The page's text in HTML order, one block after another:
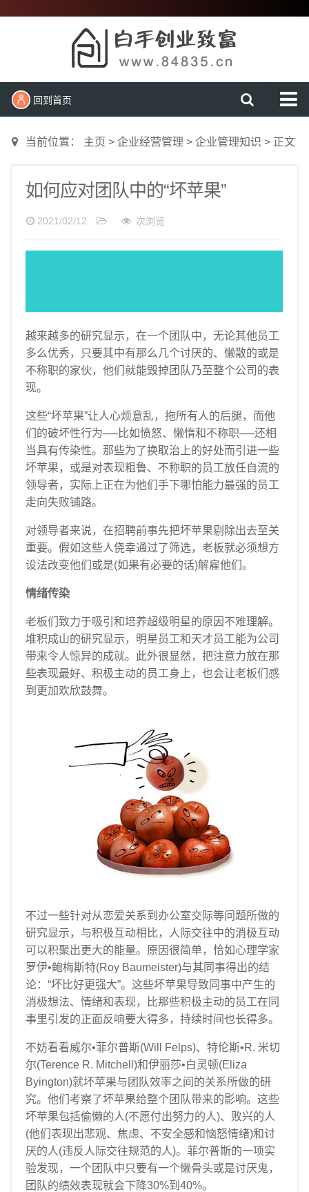
回到首页
创业项目
企业经营管理
查看更多
创业投融资知识
创业观察
海外之窗
关于我们
当前位置： 主页 >企业经营管理 >企业管理知识 > 正文
如何应对团队中的“坏苹果”
2021/02/12 次浏览
越来越多的研究显示，在一个团队中，无论其他员工
多么优秀，只要其中有那么几个讨厌的、懒散的或是
不称职的家伙，他们就能毁掉团队乃至整个公司的表
现。
这些“坏苹果”让人心烦意乱，拖所有人的后腿，而他
们的破坏性行为──比如愤怒、懒惰和不称职──还相
当具有传染性。那些为了换取治上的好处而引进一些
坏苹果，或是对表现粗鲁、不称职的员工放任自流的
领导者，实际上正在为他们手下哪怕能力最强的员工
走向失败铺路。
对领导者来说，在招聘前事先把坏苹果剔除出去至关
重要。假如这些人侥幸通过了筛选，老板就必须想方
设法改变他们或是(如果有必要的话)解雇他们。
情绪传染
老板们致力于吸引和培养超级明星的原因不难理解。
堆积成山的研究显示，明星员工和天才员工能为公司
带来令人惊异的成就。此外很显然，把注意力放在那
些表现最好、积极主动的员工身上，也会让老板们感
到更加欢欣鼓舞。
不过一些针对从恋爱关系到办公室交际等问题所做的
研究显示，与积极互动相比，人际交往中的消极互动
可以积聚出更大的能量。原因很简单，恰如心理学家
罗伊•鲍梅斯特(Roy Baumeister)与其同事得出的结
论：“坏比好更强大”。这些坏苹果导致同事中产生的
消极想法、情绪和表现，比那些积极主动的员工在同
事里引发的正面反响要大得多，持续时间也长得多。
不妨看看威尔•菲尔普斯(Will Felps)、特伦斯•R. 米切
尔(Terence R. Mitchell)和伊丽莎•白灵顿(Eliza
Byington)就坏苹果与团队效率之间的关系所做的研
究。他们考察了坏苹果给整个团队带来的影响。这些
坏苹果包括偷懒的人(不愿付出努力的人)、败兴的人
(他们表现出悲观、焦虑、不安全感和恼怒情绪)和讨
厌的人(违反人际交往规范的人)。菲尔普斯的一项实
验发现，一个团队中只要有一个懒骨头或是讨厌鬼，
团队的绩效表现就会下降30%到40%。